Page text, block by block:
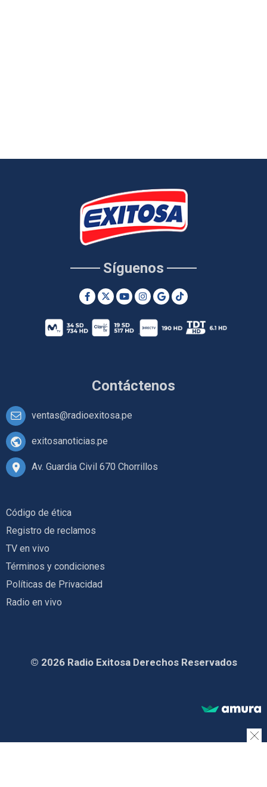
Contáctenos
ventas@radioexitosa.pe
exitosanoticias.pe
Av. Guardia Civil 670 Chorrillos
Síguenos
Código de ética
Registro de reclamos
TV en vivo
Términos y condiciones
Políticas de Privacidad
Radio en vivo
© 2026 Radio Exitosa Derechos Reservados